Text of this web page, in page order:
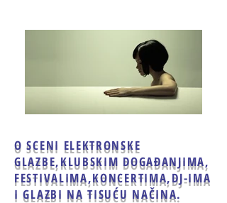
O SCENI ELEKTRONSKE
GLAZBE,KLUBSKIM DOGAĐANJIMA,
FESTIVALIMA,KONCERTIMA,DJ-IMA
I GLAZBI NA TISUĆU NAČINA.